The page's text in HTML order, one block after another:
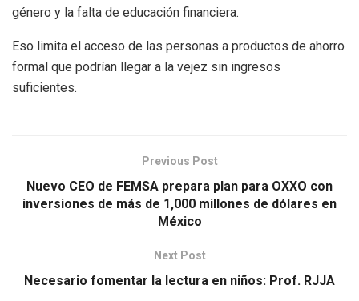
género y la falta de educación financiera.
Eso limita el acceso de las personas a productos de ahorro
formal que podrían llegar a la vejez sin ingresos
suficientes.
Previous Post
Nuevo CEO de FEMSA prepara plan para OXXO con
inversiones de más de 1,000 millones de dólares en
México
Next Post
Necesario fomentar la lectura en niños: Prof. RJJA